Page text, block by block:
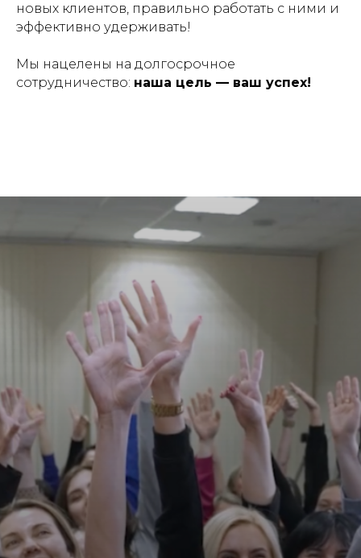
новых клиентов, правильно работать с ними и
эффективно удерживать!
Мы нацелены на долгосрочное
сотрудничество: наша цель — ваш успех!